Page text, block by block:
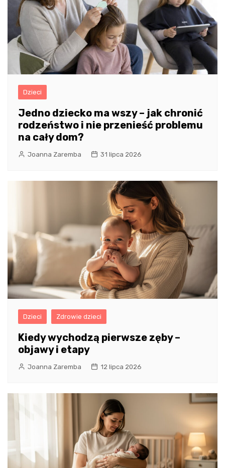
Dzieci
Jedno dziecko ma wszy – jak chronić
rodzeństwo i nie przenieść problemu
na cały dom?
Joanna Zaremba 31 lipca 2026
Dzieci Zdrowie dzieci
Kiedy wychodzą pierwsze zęby –
objawy i etapy
Joanna Zaremba 12 lipca 2026